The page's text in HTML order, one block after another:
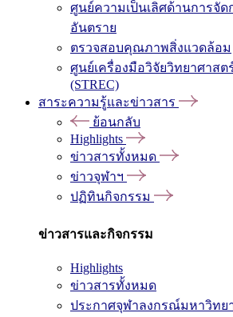
ศูนย์ความเป็นเลิศด้านการจัด
อันตราย
ตรวจสอบคุณภาพสิ่งแวดล้อม
ศูนย์เครื่องมือวิจัยวิทยาศาสต
(STREC)
สาระความรู้และข่าวสาร
ย้อนกลับ
Highlights
ข่าวสารทั้งหมด
ข่าวจุฬาฯ
ปฏิทินกิจกรรม
ข่าวสารและกิจกรรม
Highlights
ข่าวสารทั้งหมด
ประกาศจุฬาลงกรณ์มหาวิทย